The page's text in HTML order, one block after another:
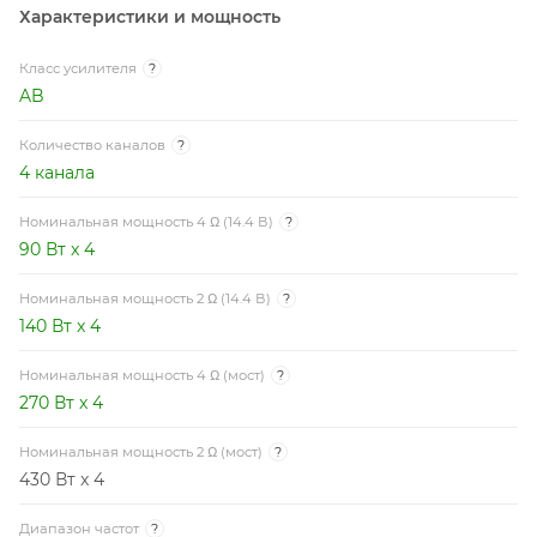
взаимного влияния между каналами, чем улучшить
образов на звуковой сцене. Распределение по
плоскости корпуса транзисторов выходных каскадов и
эффективный отвод тепла и стабильную работу
усилителя в любых режимах.
Характеристики и мощность
Класс усилителя ?
AB
Количество каналов ?
4 канала
Номинальная мощность 4 Ω (14.4 В) ?
90 Вт x 4
Номинальная мощность 2 Ω (14.4 В) ?
140 Вт x 4
Номинальная мощность 4 Ω (мост) ?
270 Вт x 4
Номинальная мощность 2 Ω (мост) ?
430 Вт x 4
Диапазон частот ?